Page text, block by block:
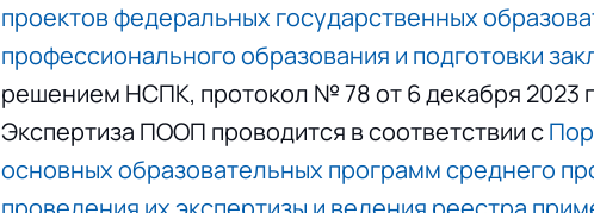
проектов федеральных государственных
профессионального образования и подготовки
решением НСПК, протокол № 78 от 6 декабря 2023
Экспертиза ПООП проводится в соответствии с
основных образовательных программ среднего